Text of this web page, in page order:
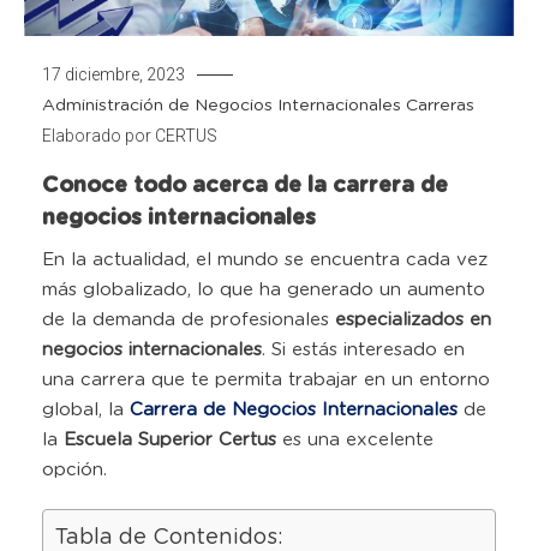
17 diciembre, 2023
Administración de Negocios Internacionales Carreras
Elaborado por CERTUS
Conoce todo acerca de la carrera de
negocios internacionales
En la actualidad, el mundo se encuentra cada vez
más globalizado, lo que ha generado un aumento
de la demanda de profesionales especializados en
negocios internacionales. Si estás interesado en
una carrera que te permita trabajar en un entorno
global, la Carrera de Negocios Internacionales de
la Escuela Superior Certus es una excelente
opción.
Tabla de Contenidos: